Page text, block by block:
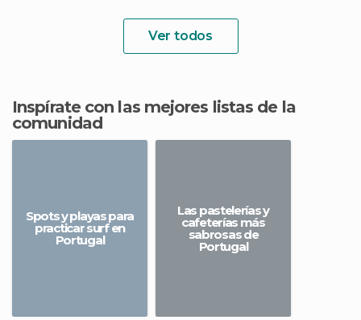
Ver todos
Inspírate con las mejores listas de la
comunidad
Spots y playas para
practicar surf en
Portugal
Las pastelerías y
cafeterías más
sabrosas de
Portugal